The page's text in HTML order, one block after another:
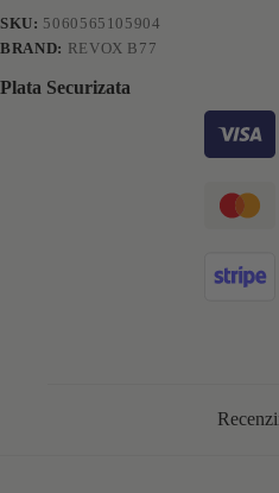
SKU: 5060565105904
BRAND: REVOX B77
Plata Securizata